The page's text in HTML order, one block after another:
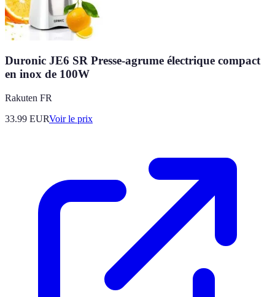
Duronic JE6 SR Presse-agrume électrique compact
en inox de 100W
Rakuten FR
33.99 EURVoir le prix